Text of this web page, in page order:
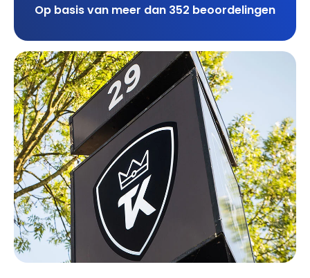
Op basis van meer dan 352 beoordelingen